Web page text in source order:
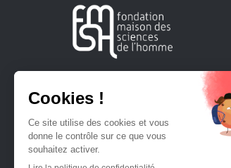
Créée en 1963, la Fondation Maison
soutient la recherche et la diffusion
sciences humaines et sociales.